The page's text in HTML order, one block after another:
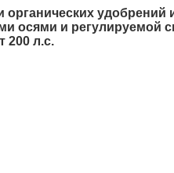
осями и регулируемой
200 л.с.